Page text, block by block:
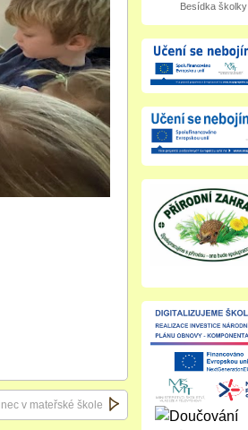
v mateřské škole
Besídka školky